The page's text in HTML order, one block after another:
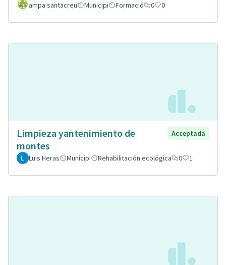
ampa santacreu Municipi Formació 0 0
Limpieza yantenimiento de
montes
Acceptada
Luis Heras Municipi Rehabilitación ecológica 0 1